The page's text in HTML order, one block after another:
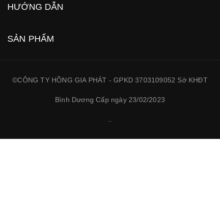
HƯỚNG DẪN
SẢN PHẨM
©CÔNG TY HỒNG GIA PHÁT - GPKD 3703109052 Sở KHĐT
Bình Dương Cấp ngày 23/02/2023
..